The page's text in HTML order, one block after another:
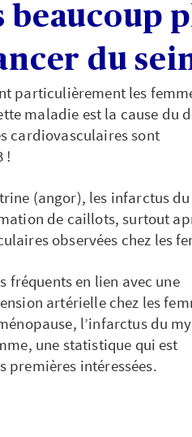
beaucoup
du
particulièrement les
maladie est la cause du
cardiovasculaires sont
!
(angor), les infarctus du
de caillots, surtout
observées chez les
fréquents en lien avec une
artérielle chez les
l’infarctus du
une statistique qui est
premières intéressées.